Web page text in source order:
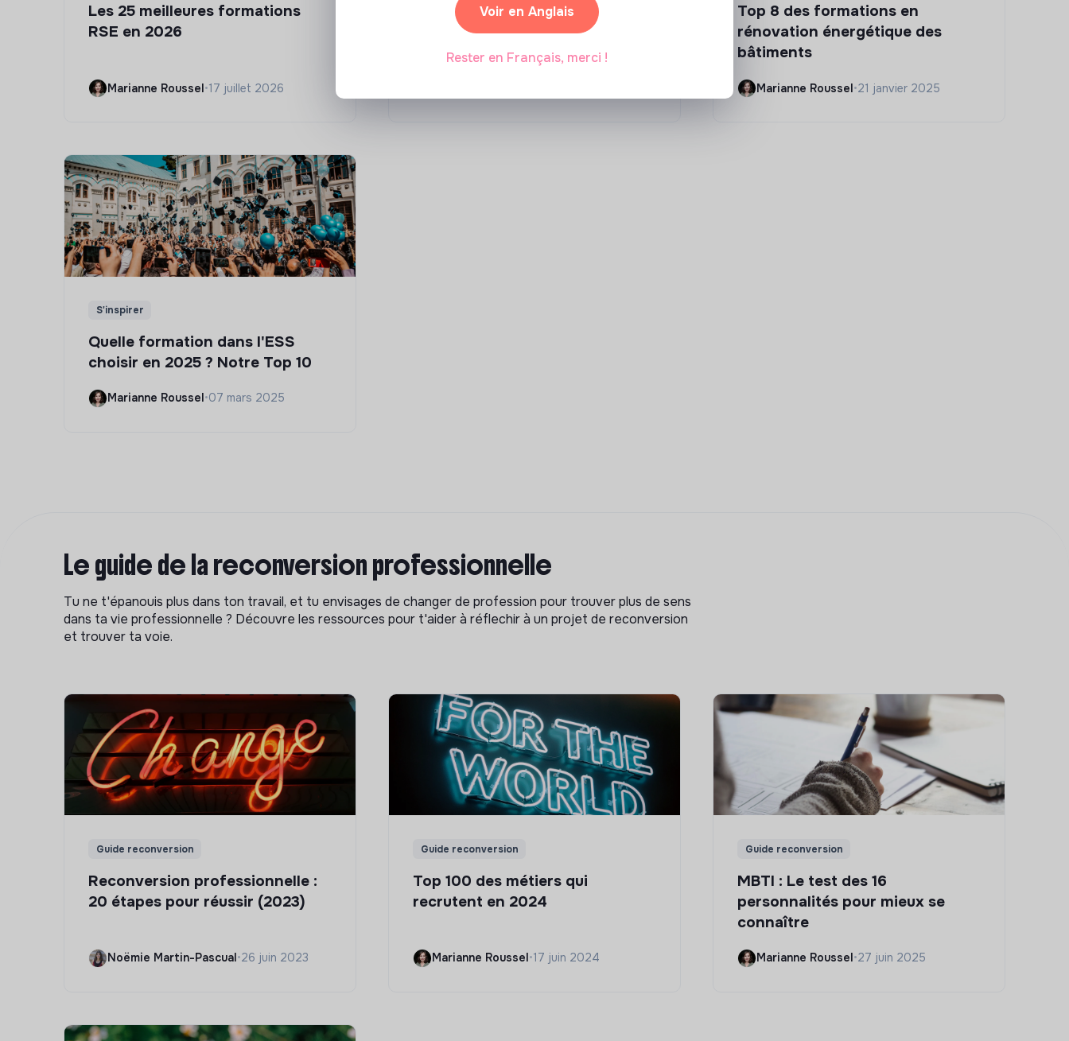
Les 25 meilleures formations
RSE en 2026
Marianne Roussel•17 juillet 2026
Comment se former à la
transition écologique ?
Top 8 des formations en
rénovation énergétique des
bâtiments
Marianne Roussel•21 janvier 2025
S'inspirer
Quelle formation dans l'ESS
choisir en 2025 ? Notre Top 10
Marianne Roussel •07 mars 2025
Le guide de la reconversion professionnelle
Tu ne t'épanouis plus dans ton travail, et tu envisages de changer de profession pour trouver plus de sens
dans ta vie professionnelle ? Découvre les ressources pour t'aider à réflechir à un projet de reconversion
et trouver ta voie.
Guide reconversion
Reconversion professionnelle :
20 étapes pour réussir (2023)
Noëmie Martin-Pascual•26 juin 2023
Guide reconversion
Top 100 des métiers qui
recrutent en 2024
Marianne Roussel•17 juin 2024
Guide reconversion
MBTI : Le test des 16
personnalités pour mieux se
connaître
Marianne Roussel•27 juin 2025
Voir en Anglais
Rester en Français, merci !